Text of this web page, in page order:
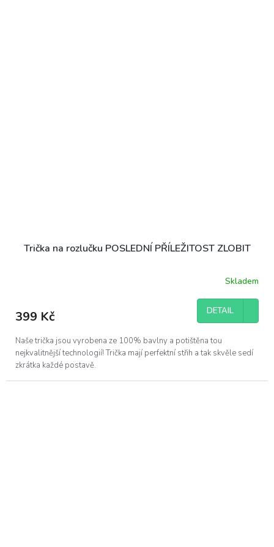
Trička na rozlučku POSLEDNÍ PŘÍLEŽITOST ZLOBIT
Skladem
399 Kč DETAIL
Naše trička jsou vyrobena ze 100% bavlny a potištěna tou
nejkvalitnější technologií! Trička mají perfektní střih a tak skvěle sedí
zkrátka každé postavě.